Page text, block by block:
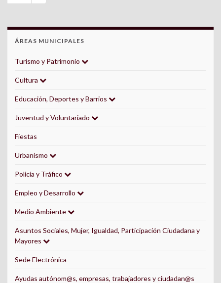
ÁREAS MUNICIPALES
Turismo y Patrimonio
Cultura
Educación, Deportes y Barrios
Juventud y Voluntariado
Fiestas
Urbanismo
Policía y Tráfico
Empleo y Desarrollo
Medio Ambiente
Asuntos Sociales, Mujer, Igualdad, Participación Ciudadana y
Mayores
Sede Electrónica
Ayudas autónom@s, empresas, trabajadores y ciudadan@s